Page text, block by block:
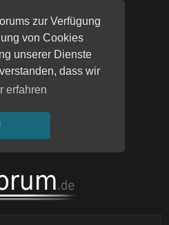
zur Verfügung
von Cookies
unserer Dienste
dass wir
erfahren